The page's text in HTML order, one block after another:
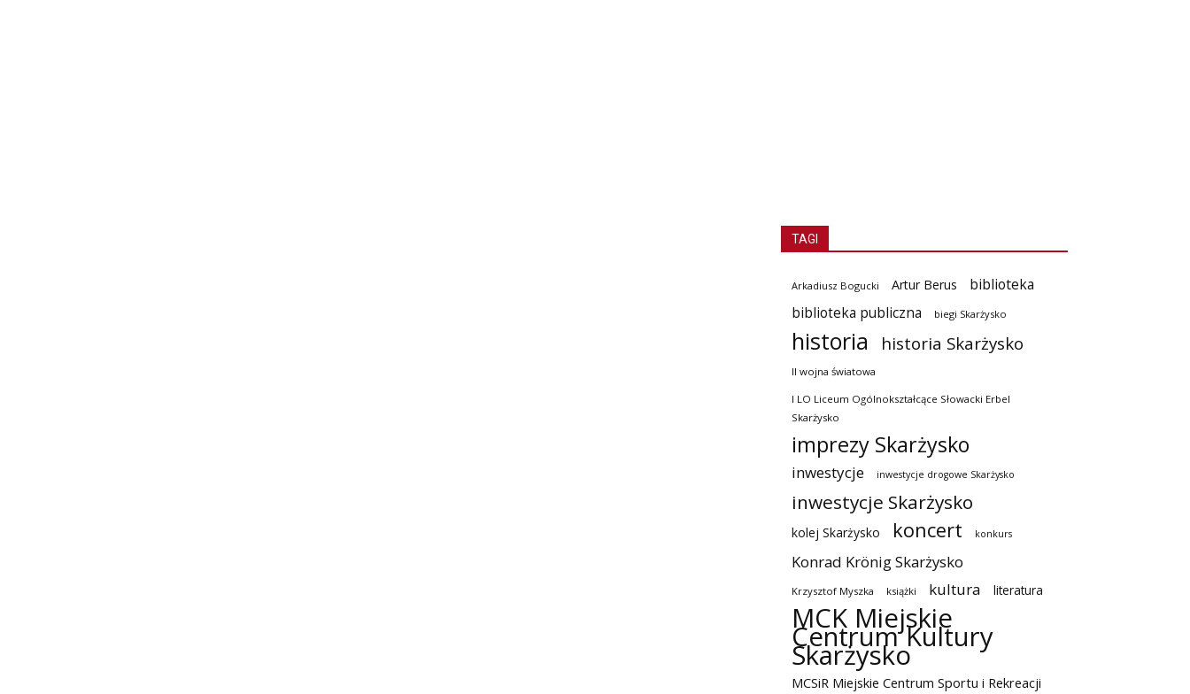
TAGI
Arkadiusz Bogucki Artur Berus
biblioteka
biblioteka publiczna
biegi Skarżysko
historia historia Skarżysko
II wojna światowa
I LO Liceum Ogólnokształcące Słowacki Erbel
Skarżysko
imprezy Skarżysko
inwestycje inwestycje drogowe Skarżysko
inwestycje Skarżysko
kolej Skarżysko koncert konkurs
Konrad Krönig Skarżysko
Krzysztof Myszka książki kultura literatura
MCK Miejskie
Centrum Kultury
Skarżysko
MCSiR Miejskie Centrum Sportu i Rekreacji